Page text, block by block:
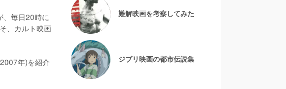
、毎日20時に
、カルト映画
年)を紹介
難解映画を考察してみた
ジブリ映画の都市伝説集